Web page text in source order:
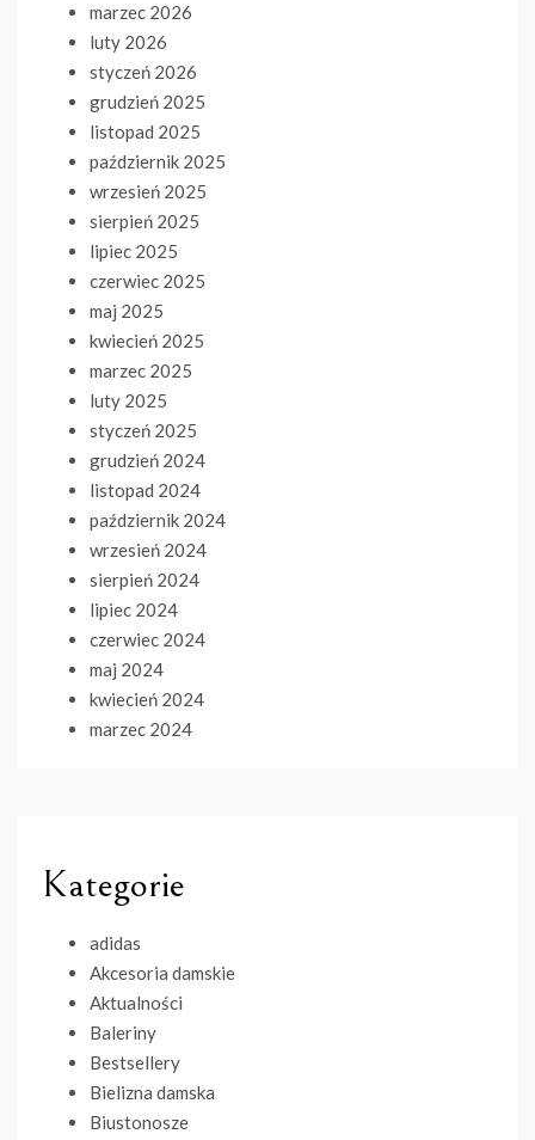
marzec 2026
luty 2026
styczeń 2026
grudzień 2025
listopad 2025
październik 2025
wrzesień 2025
sierpień 2025
lipiec 2025
czerwiec 2025
maj 2025
kwiecień 2025
marzec 2025
luty 2025
styczeń 2025
grudzień 2024
listopad 2024
październik 2024
wrzesień 2024
sierpień 2024
lipiec 2024
czerwiec 2024
maj 2024
kwiecień 2024
marzec 2024
Kategorie
adidas
Akcesoria damskie
Aktualności
Baleriny
Bestsellery
Bielizna damska
Biustonosze